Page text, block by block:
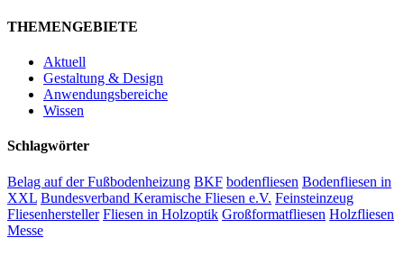
THEMENGEBIETE
Aktuell
Gestaltung & Design
Anwendungsbereiche
Wissen
Schlagwörter
Belag auf der Fußbodenheizung BKF bodenfliesen Bodenfliesen in
XXL Bundesverband Keramische Fliesen e.V. Feinsteinzeug
Fliesenhersteller Fliesen in Holzoptik Großformatfliesen Holzfliesen
Messe